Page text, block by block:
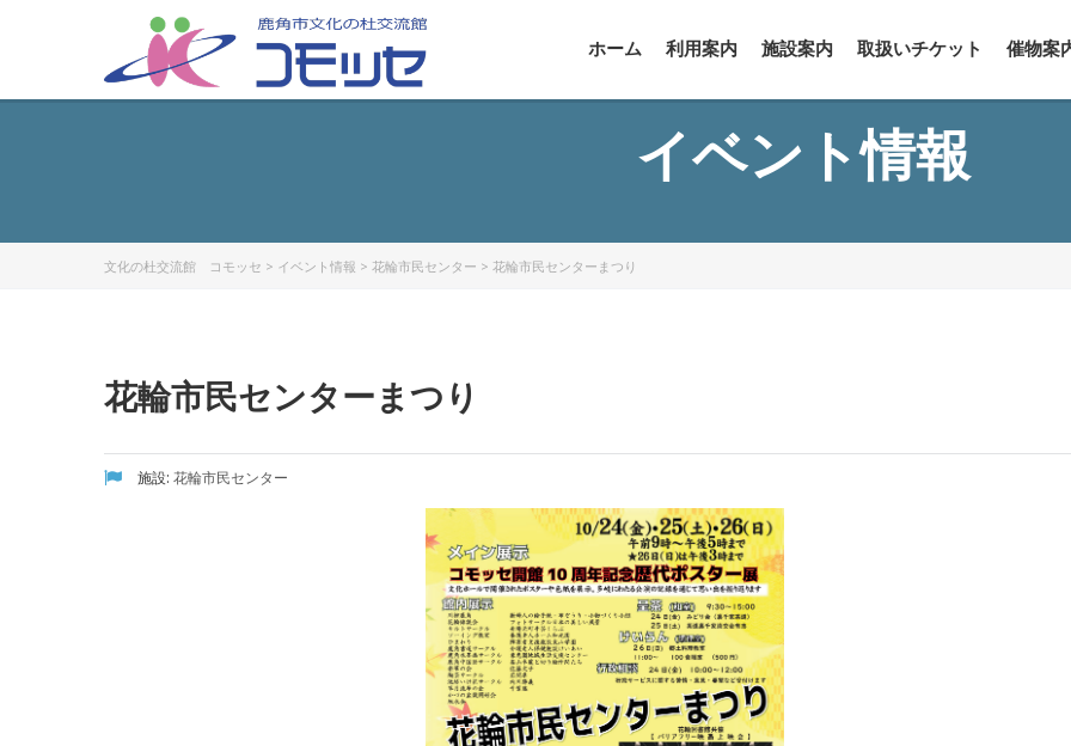
ホーム 利用案内 施設案内 取扱いチケット 催物案
イベント情報
文化の杜交流館 コモッセ > イベント情報 > 花輪市民センター > 花輪市民センターまつり
花輪市民センターまつり
施設: 花輪市民センター